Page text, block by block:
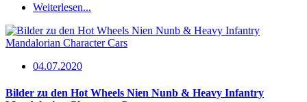
Weiterlesen...
04.07.2020
Bilder zu den Hot Wheels Nien Nunb & Heavy Infantry